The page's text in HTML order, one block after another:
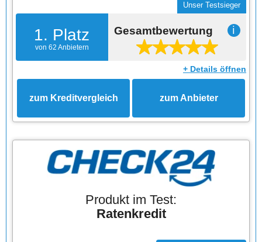
1. Platz
von 62 Anbietern
Unser Testsieger
Gesamtbewertung ℹ
+ Details öffnen
zum Kreditvergleich zum Anbieter
Produkt im Test:
Ratenkredit